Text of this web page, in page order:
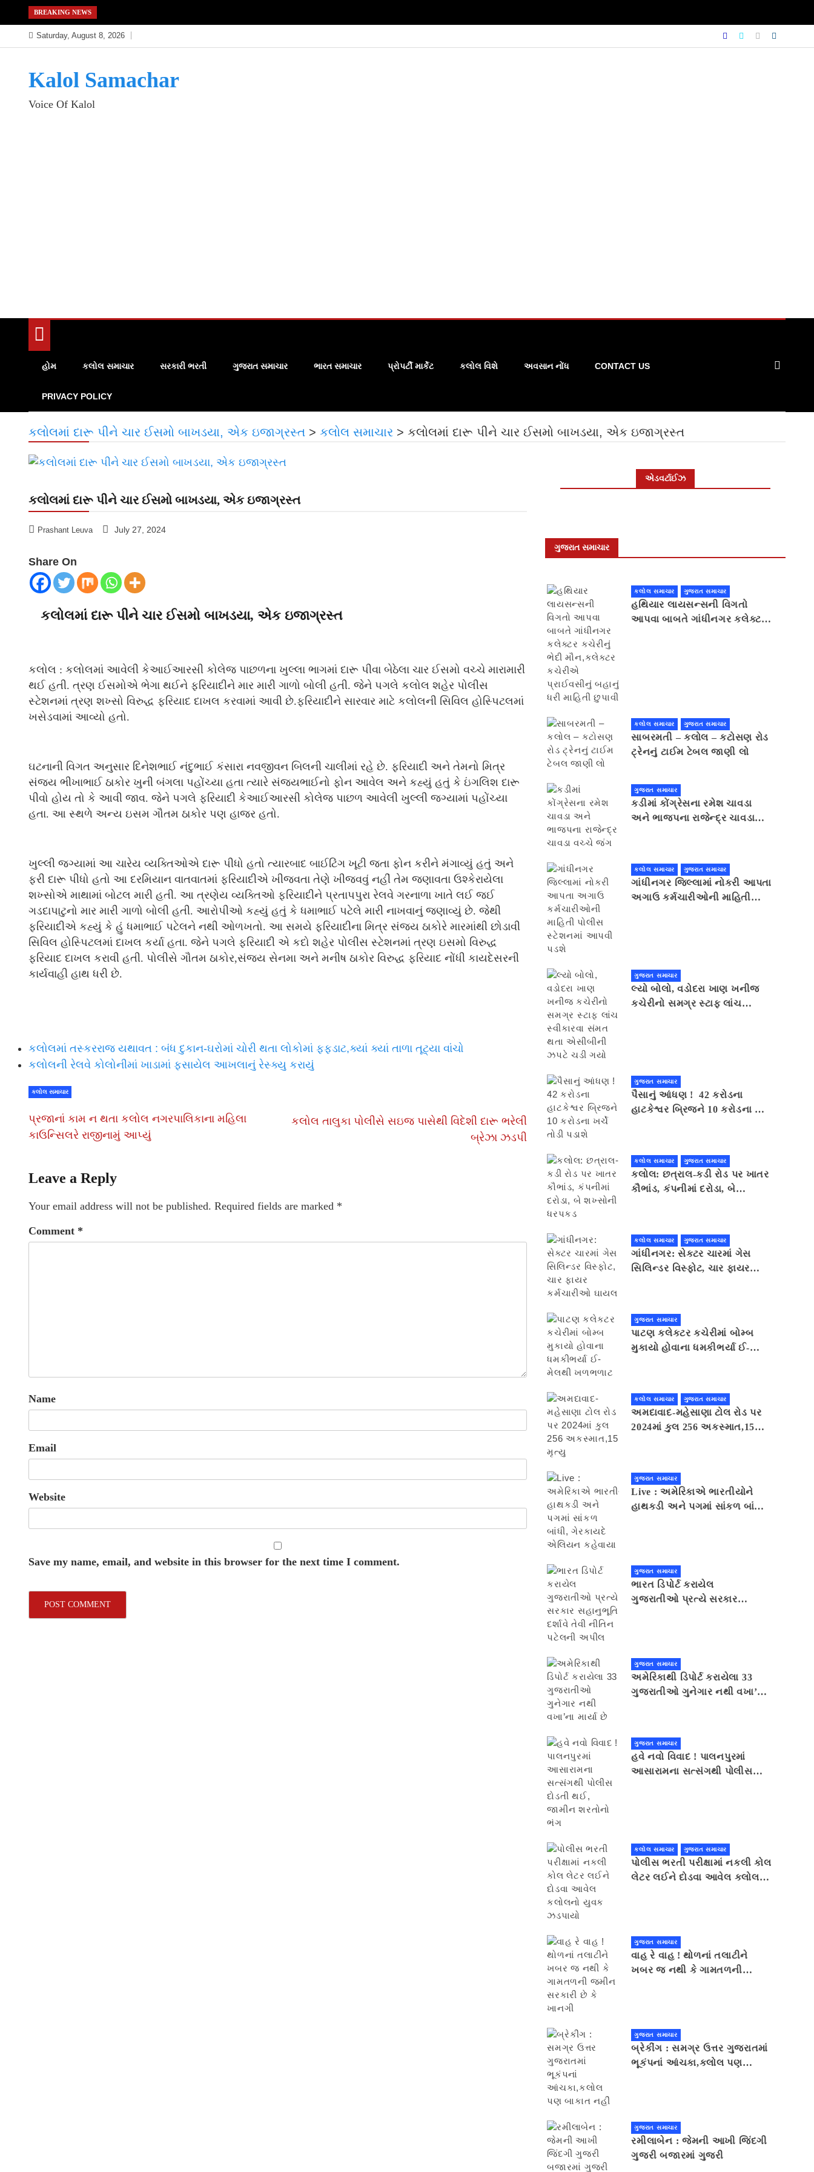
to
content
BREAKING NEWS
Saturday, August 8, 2026
Kalol Samachar
Voice Of Kalol
હોમ કલોલ સમાચાર સરકારી ભરતી ગુજરાત સમાચાર ભારત સમાચાર પ્રોપર્ટી માર્કેટ કલોલ વિશે અવસાન નોંધ CONTACT US
PRIVACY POLICY
કલોલમાં દારૂ પીને ચાર ઈસમો બાખડયા, એક ઇજાગ્રસ્ત > કલોલ સમાચાર > કલોલમાં દારૂ પીને ચાર ઈસમો બાખડયા, એક ઇજાગ્રસ્ત
કલોલમાં દારૂ પીને ચાર ઈસમો બાખડયા, એક ઇજાગ્રસ્ત
Prashant Leuva July 27, 2024
Share On
કલોલમાં દારૂ પીને ચાર ઈસમો બાખડયા, એક ઇજાગ્રસ્ત
કલોલ : કલોલમાં આવેલી કેઆઈઆરસી કોલેજ પાછળના ખુલ્લા ભાગમાં દારૂ પીવા બેઠેલા ચાર ઈસમો વચ્ચે મારામારી
થઈ હતી. ત્રણ ઈસમોએ ભેગા થઈને ફરિયાદીને માર મારી ગાળો બોલી હતી. જેને પગલે કલોલ શહેર પોલીસ
સ્ટેશનમાં ત્રણ શખ્સો વિરુદ્ધ ફરિયાદ દાખલ કરવામાં આવી છે.ફરિયાદીને સારવાર માટે કલોલની સિવિલ હોસ્પિટલમાં
ખસેડવામાં આવ્યો હતો.
ઘટનાની વિગત અનુસાર દિનેશભાઈ નંદુભાઈ કંસારા નવજીવન બિલની ચાલીમાં રહે છે. ફરિયાદી અને તેમનો મિત્ર
સંજય ભીખાભાઈ ઠાકોર ખુની બંગલા પહોંચ્યા હતા ત્યારે સંજયભાઈનો ફોન આવેલ અને કહ્યું હતું કે ઇંગલિશ દારૂ
પીવો હોય તો કે આવી જાવ. જેને પગલે ફરિયાદી કેઆઈઆરસી કોલેજ પાછળ આવેલી ખુલ્લી જગ્યામાં પહોંચ્યા
હતા. આ સ્થળે અન્ય ઇસમ ગૌતમ ઠાકોર પણ હાજર હતો.
ખુલ્લી જગ્યામાં આ ચારેય વ્યક્તિઓએ દારૂ પીધો હતો ત્યારબાદ બાઈટિંગ ખૂટી જતા ફોન કરીને મંગાવ્યું હતું અને
ફરી દારૂ પીધો હતો આ દરમિયાન વાતવાતમાં ફરિયાદીએ ખીજવતા તેણે ખીજવવું નહીં તેમ જણાવતા ઉશ્કેરાયેલા
શખ્સોએ માથામાં બોટલ મારી હતી. આ ત્રણેય વ્યક્તિઓ ફરિયાદીને પ્રતાપપુરા રેલવે ગરનાળા ખાતે લઈ જઈ
ગડદાપાટુનો માર મારી ગાળો બોલી હતી. આરોપીઓ કહ્યું હતું કે ધમાભાઈ પટેલે મારી નાખવાનું જણાવ્યું છે. જેથી
ફરિયાદીએ કહ્યું કે હું ધમાભાઈ પટેલને નથી ઓળખતો. આ સમયે ફરિયાદીના મિત્ર સંજય ઠાકોરે મારમાંથી છોડાવી
સિવિલ હોસ્પિટલમાં દાખલ કર્યા હતા. જેને પગલે ફરિયાદી એ કદો શહેર પોલીસ સ્ટેશનમાં ત્રણ ઇસમો વિરુદ્ધ
ફરિયાદ દાખલ કરાવી હતી. પોલીસે ગૌતમ ઠાકોર,સંજય સેનમા અને મનીષ ઠાકોર વિરુદ્ધ ફરિયાદ નોંધી કાયદેસરની
કાર્યવાહી હાથ ધરી છે.
કલોલમાં તસ્કરરાજ યથાવત : બંધ દુકાન-ઘરોમાં ચોરી થતા લોકોમાં ફફડાટ,ક્યાં ક્યાં તાળા તૂટ્યા વાંચો
કલોલની રેલવે કોલોનીમાં ખાડામાં ફસાયેલ આખલાનું રેસ્ક્યુ કરાયું
કલોલ સમાચાર
પ્રજાનાં કામ ન થતા કલોલ નગરપાલિકાના મહિલા
કાઉન્સિલરે રાજીનામું આપ્યું
કલોલ તાલુકા પોલીસે સઇજ પાસેથી વિદેશી દારૂ ભરેલી
બ્રેઝા ઝડપી
Leave a Reply
Your email address will not be published. Required fields are marked *
Comment *
Name
Email
Website
Save my name, email, and website in this browser for the next time I comment.
એડવર્ટાઈઝ
ગુજરાત સમાચાર
કલોલ સમાચાર ગુજરાત સમાચાર
હથિયાર લાયસન્સની વિગતો
આપવા બાબતે ગાંધીનગર કલેક્ટર
કલોલ સમાચાર ગુજરાત સમાચાર
સાબરમતી – કલોલ – કટોસણ રોડ
ટ્રેનનું ટાઈમ ટેબલ જાણી લો
ગુજરાત સમાચાર
કડીમાં કોંગ્રેસના રમેશ ચાવડા
અને ભાજપના રાજેન્દ્ર ચાવડા
કલોલ સમાચાર ગુજરાત સમાચાર
ગાંધીનગર જિલ્લામાં નોકરી આપતા
અગાઉ કર્મચારીઓની માહિતી
ગુજરાત સમાચાર
લ્યો બોલો, વડોદરા ખાણ ખનીજ
કચેરીનો સમગ્ર સ્ટાફ લાંચ
ગુજરાત સમાચાર
પૈસાનું આંધણ ! 42 કરોડના
હાટકેશ્વર બ્રિજને 10 કરોડના ખર્ચે
કલોલ સમાચાર ગુજરાત સમાચાર
કલોલ: છત્રાલ-કડી રોડ પર ખાતર
કૌભાંડ, કંપનીમાં દરોડા, બે
કલોલ સમાચાર ગુજરાત સમાચાર
ગાંધીનગર: સેક્ટર ચારમાં ગેસ
સિલિન્ડર વિસ્ફોટ, ચાર ફાયર
ગુજરાત સમાચાર
પાટણ કલેકટર કચેરીમાં બોમ્બ
મુકાયો હોવાના ધમકીભર્યા ઈ-
કલોલ સમાચાર ગુજરાત સમાચાર
અમદાવાદ-મહેસાણા ટોલ રોડ પર
2024માં કુલ 256 અકસ્માત,15
ગુજરાત સમાચાર
Live : અમેરિકાએ ભારતીયોને
હાથકડી અને પગમાં સાંકળ બાંધી,
ગુજરાત સમાચાર
ભારત ડિપોર્ટ કરાયેલ
ગુજરાતીઓ પ્રત્યે સરકાર
ગુજરાત સમાચાર
અમેરિકાથી ડિપોર્ટ કરાયેલા 33
ગુજરાતીઓ ગુનેગાર નથી વખા’ના
ગુજરાત સમાચાર
હવે નવો વિવાદ ! પાલનપુરમાં
આસારામના સત્સંગથી પોલીસ
કલોલ સમાચાર ગુજરાત સમાચાર
પોલીસ ભરતી પરીક્ષામાં નકલી કોલ
લેટર લઈને દોડવા આવેલ કલોલનો
ગુજરાત સમાચાર
વાહ રે વાહ ! થોળનાં તલાટીને
ખબર જ નથી કે ગામતળની
ગુજરાત સમાચાર
બ્રેકીંગ : સમગ્ર ઉત્તર ગુજરાતમાં
ભૂકંપનાં આંચકા,કલોલ પણ
ગુજરાત સમાચાર
રમીલાબેન : જેમની આખી જિંદગી
ગુજરી બજારમાં ગુજરી